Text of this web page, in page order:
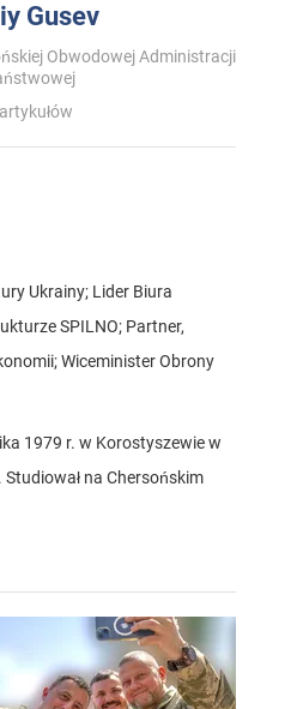
Gusev
Obwodowej Administracji
Ukrainy; Lider Biura
SPILNO; Partner,
Wiceminister Obrony
1979 r. w Korostyszewie w
na Chersońskim
Technicznym, Kijowskim
Uniwersytecie Harvarda
(Wielka Brytania).
w Narodowej Akademii
Prezydencie Ukrainy,